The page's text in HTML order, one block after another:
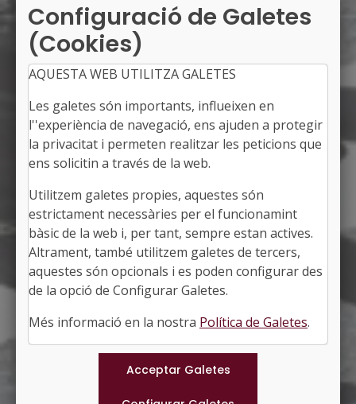
Sessió especial del Seminari
de Relacions Col·lectives:
permanent a l’Administració
local
Configuració de Galetes
(Cookies)
AQUESTA WEB UTILITZA GALETES
Les galetes són importants, influeixen en
l''experiència de navegació, ens ajuden a protegir
la privacitat i permeten realitzar les peticions que
ens solicitin a través de la web.
Utilitzem galetes propies, aquestes són
estrictament necessàries per el funcionamint
bàsic de la web i, per tant, sempre estan actives.
Altrament, també utilitzem galetes de tercers,
aquestes són opcionals i es poden configurar des
de la opció de Configurar Galetes.
Més informació en la nostra Política de Galetes.